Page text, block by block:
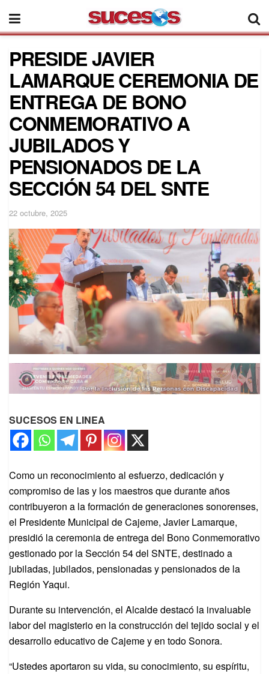
PRESIDE JAVIER
LAMARQUE CEREMONIA DE
ENTREGA DE BONO
CONMEMORATIVO A
JUBILADOS Y
PENSIONADOS DE LA
SECCIÓN 54 DEL SNTE
22 octubre, 2025
SUCESOS EN LINEA
Como un reconocimiento al esfuerzo, dedicación y
compromiso de las y los maestros que durante años
contribuyeron a la formación de generaciones sonorenses,
el Presidente Municipal de Cajeme, Javier Lamarque,
presidió la ceremonia de entrega del Bono Conmemorativo
gestionado por la Sección 54 del SNTE, destinado a
jubiladas, jubilados, pensionadas y pensionados de la
Región Yaqui.
Durante su intervención, el Alcalde destacó la invaluable
labor del magisterio en la construcción del tejido social y el
desarrollo educativo de Cajeme y en todo Sonora.
“Ustedes aportaron su vida, su conocimiento, su espíritu,